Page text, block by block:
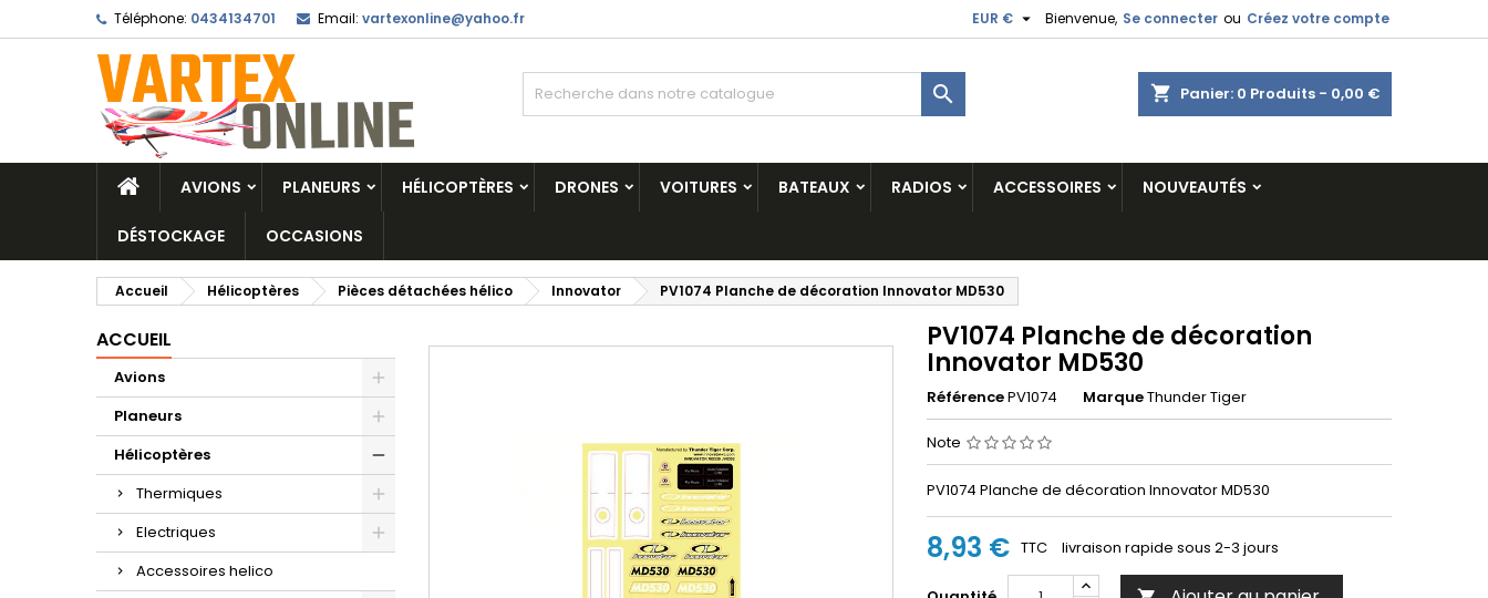
Téléphone: 0434134701 Email: vartexonline@yahoo.fr Bienvenue, Se connecter ou Créez votre compte
EUR € 
shopping_cart Panier: 0 Produits - 0,00 €

AVIONS PLANEURS HÉLICOPTÈRES DRONES VOITURES BATEAUX RADIOS ACCESSOIRES NOUVEAUTÉS
DÉSTOCKAGE OCCASIONS
Accueil Hélicoptères Pièces détachées hélico Innovator PV1074 Planche de décoration Innovator MD530
ACCUEIL
Avions
Planeurs
Hélicoptères
Thermiques
Electriques
Accessoires helico
PV1074 Planche de décoration
Innovator MD530
RéférencePV1074 MarqueThunder Tiger
Note
PV1074 Planche de décoration Innovator MD530
8,93 € TTC livraison rapide sous 2-3 jours